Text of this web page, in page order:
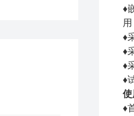
♦
♦
♦
♦
♦
使
♦